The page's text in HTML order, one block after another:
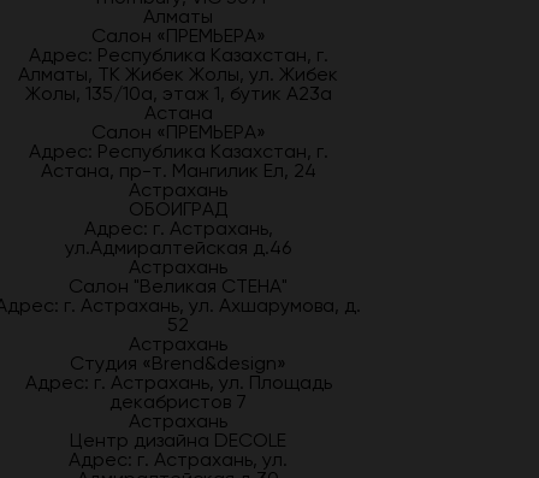
Алматы
Салон «ПРЕМЬЕРА»
Адрес: Республика Казахстан, г.
Алматы, ТК Жибек Жолы, ул. Жибек
Жолы, 135/10а, этаж 1, бутик А23а
Астана
Салон «ПРЕМЬЕРА»
Адрес: Республика Казахстан, г.
Астана, пр-т. Мангилик Ел, 24
Астрахань
ОБОИГРАД
Адрес: г. Астрахань,
ул.Адмиралтейская д.46
Астрахань
Салон "Великая СТЕНА"
г. Астрахань, ул. Ахшарумова, д.
52
Астрахань
Студия «Brend&design»
Адрес: г. Астрахань, ул. Площадь
декабристов 7
Астрахань
Центр дизайна DECOLE
Адрес: г. Астрахань, ул.